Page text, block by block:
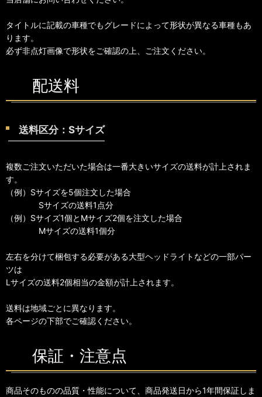
タイトルに記載の車種でもグレードによって形状が異なる車種もあ
ります。
必ず非点灯画像で形状をご確認の上、ご注文ください。
配送料
送料区分：Sサイズ
複数ご注文いただいた場合は一番大きいサイズの送料が計上されま
す。
（例）Sサイズを5個注文した場合
Sサイズの送料1点分
（例）Sサイズ1個とMサイズ2個を注文した場合
Mサイズの送料1個分
左右を分けて梱包する必要がある大型ヘッドライトなどの一部パー
ツは
Lサイズの送料2個相当の金額が計上されます。
送料は地域ごとに異なります。
各ページの下部でご確認ください。
保証・注意点
商品そのものの品質・性能について、商品発送日から1年間保証しま